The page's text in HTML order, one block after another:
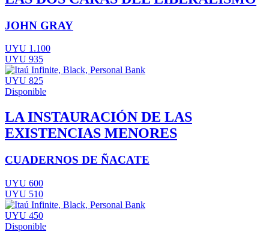
JOHN GRAY
UYU 1.100
UYU 935
UYU 825
Disponible
LA INSTAURACIÓN DE LAS
EXISTENCIAS MENORES
CUADERNOS DE ÑACATE
UYU 600
UYU 510
UYU 450
Disponible